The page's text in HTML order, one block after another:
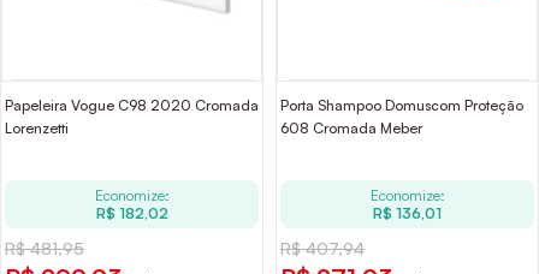
Papeleira Vogue C98 2020 Cromada
Lorenzetti
Economize:
R$ 182,02
R$ 481,95
Porta Shampoo Domuscom Proteção
608 Cromada Meber
Economize:
R$ 136,01
R$ 407,94